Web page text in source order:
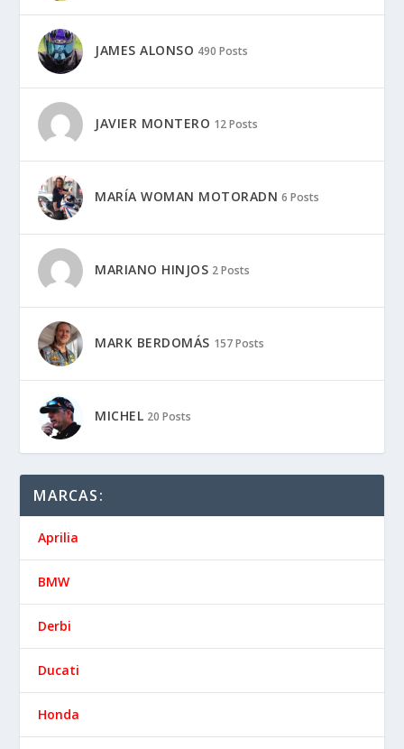
JAMES ALONSO 490 Posts
JAVIER MONTERO 12 Posts
MARÍA WOMAN MOTORADN 6 Posts
MARIANO HINJOS 2 Posts
MARK BERDOMÁS 157 Posts
MICHEL 20 Posts
MARCAS:
Aprilia
BMW
Derbi
Ducati
Honda